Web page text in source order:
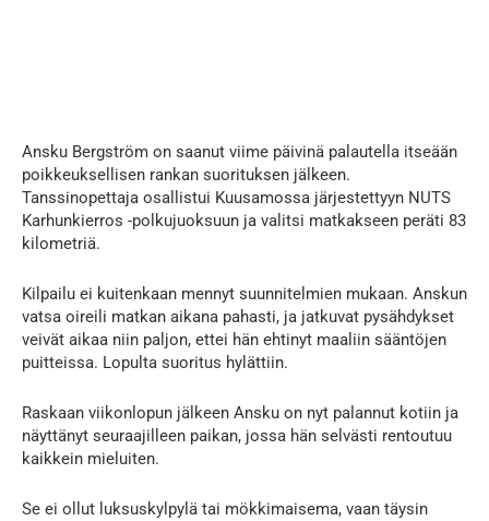
Ansku Bergström on saanut viime päivinä palautella itseään
poikkeuksellisen rankan suorituksen jälkeen.
Tanssinopettaja osallistui Kuusamossa järjestettyyn NUTS
Karhunkierros -polkujuoksuun ja valitsi matkakseen peräti 83
kilometriä.
Kilpailu ei kuitenkaan mennyt suunnitelmien mukaan. Anskun
vatsa oireili matkan aikana pahasti, ja jatkuvat pysähdykset
veivät aikaa niin paljon, ettei hän ehtinyt maaliin sääntöjen
puitteissa. Lopulta suoritus hylättiin.
Raskaan viikonlopun jälkeen Ansku on nyt palannut kotiin ja
näyttänyt seuraajilleen paikan, jossa hän selvästi rentoutuu
kaikkein mieluiten.
Se ei ollut luksuskylpylä tai mökkimaisema, vaan täysin